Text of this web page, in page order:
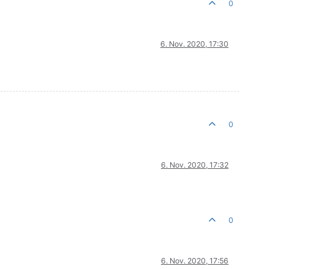
0
6. Nov. 2020, 17:30
0
6. Nov. 2020, 17:32
0
6. Nov. 2020, 17:56